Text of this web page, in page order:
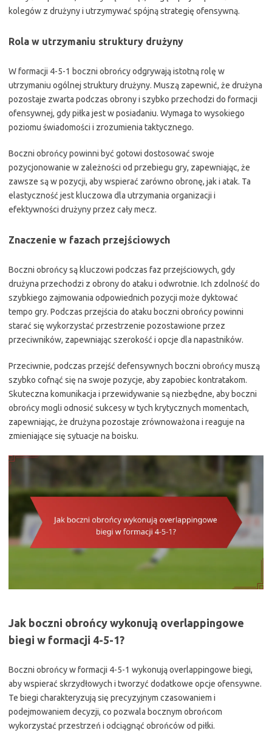
kolegów z drużyny i utrzymywać spójną strategię ofensywną.
Rola w utrzymaniu struktury drużyny
W formacji 4-5-1 boczni obrońcy odgrywają istotną rolę w
utrzymaniu ogólnej struktury drużyny. Muszą zapewnić, że drużyna
pozostaje zwarta podczas obrony i szybko przechodzi do formacji
ofensywnej, gdy piłka jest w posiadaniu. Wymaga to wysokiego
poziomu świadomości i zrozumienia taktycznego.
Boczni obrońcy powinni być gotowi dostosować swoje
pozycjonowanie w zależności od przebiegu gry, zapewniając, że
zawsze są w pozycji, aby wspierać zarówno obronę, jak i atak. Ta
elastyczność jest kluczowa dla utrzymania organizacji i
efektywności drużyny przez cały mecz.
Znaczenie w fazach przejściowych
Boczni obrońcy są kluczowi podczas faz przejściowych, gdy
drużyna przechodzi z obrony do ataku i odwrotnie. Ich zdolność do
szybkiego zajmowania odpowiednich pozycji może dyktować
tempo gry. Podczas przejścia do ataku boczni obrońcy powinni
starać się wykorzystać przestrzenie pozostawione przez
przeciwników, zapewniając szerokość i opcje dla napastników.
Przeciwnie, podczas przejść defensywnych boczni obrońcy muszą
szybko cofnąć się na swoje pozycje, aby zapobiec kontratakom.
Skuteczna komunikacja i przewidywanie są niezbędne, aby boczni
obrońcy mogli odnosić sukcesy w tych krytycznych momentach,
zapewniając, że drużyna pozostaje zrównoważona i reaguje na
zmieniające się sytuacje na boisku.
Jak boczni obrońcy wykonują overlappingowe
biegi w formacji 4-5-1?
Boczni obrońcy w formacji 4-5-1 wykonują overlappingowe biegi,
aby wspierać skrzydłowych i tworzyć dodatkowe opcje ofensywne.
Te biegi charakteryzują się precyzyjnym czasowaniem i
podejmowaniem decyzji, co pozwala bocznym obrońcom
wykorzystać przestrzeń i odciągnąć obrońców od piłki.